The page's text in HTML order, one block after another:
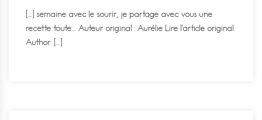
[…] semaine avec le sourir, je partage avec vous une
recette toute… Auteur original : Aurélie Lire l’article original
Author: […]